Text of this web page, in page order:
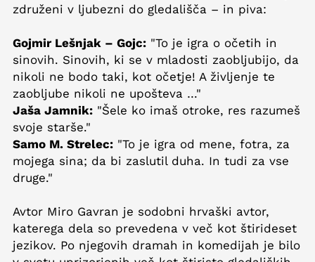
združeni v ljubezni do gledališča – in piva:
Gojmir Lešnjak – Gojc: "To je igra o očetih in
sinovih. Sinovih, ki se v mladosti zaobljubijo, da
nikoli ne bodo taki, kot očetje! A življenje te
zaobljube nikoli ne upošteva …"
Jaša Jamnik: "Šele ko imaš otroke, res razumeš
svoje starše."
Samo M. Strelec: "To je igra od mene, fotra, za
mojega sina; da bi zaslutil duha. In tudi za vse
druge."
Avtor Miro Gavran je sodobni hrvaški avtor,
katerega dela so prevedena v več kot štirideset
jezikov. Po njegovih dramah in komedijah je bilo